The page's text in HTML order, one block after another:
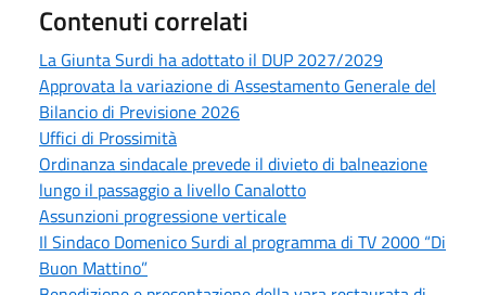
Contenuti correlati
La Giunta Surdi ha adottato il DUP 2027/2029
Approvata la variazione di Assestamento Generale del
Bilancio di Previsione 2026
Uffici di Prossimità
Ordinanza sindacale prevede il divieto di balneazione
lungo il passaggio a livello Canalotto
Assunzioni progressione verticale
Il Sindaco Domenico Surdi al programma di TV 2000 “Di
Buon Mattino”